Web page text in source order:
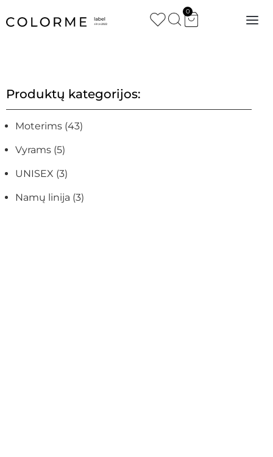
0
Produktų kategorijos:
Moterims (43)
Vyrams (5)
UNISEX (3)
Namų linija (3)